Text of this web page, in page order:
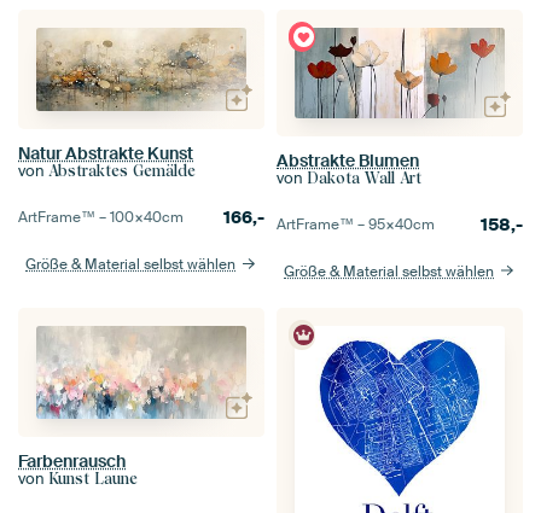
Natur Abstrakte Kunst
von Abstraktes Gemälde
ArtFrame™ –100×40cm 166,-
Größe & Material selbst wählen
Abstrakte Blumen
von Dakota Wall Art
ArtFrame™ –95×40cm 158,-
Größe & Material selbst wählen
Farbenrausch
von Kunst Laune